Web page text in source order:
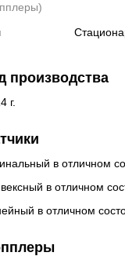
производства
г.
в отличном
в отличном
в отличном